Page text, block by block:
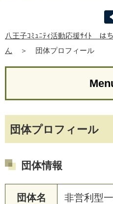
八王子ｺﾐｭﾆﾃｨ活動応援ｻｲﾄ は
ん
＞ 団体プロフィール
団体プロフィール
団体情報
団体名
非営利型